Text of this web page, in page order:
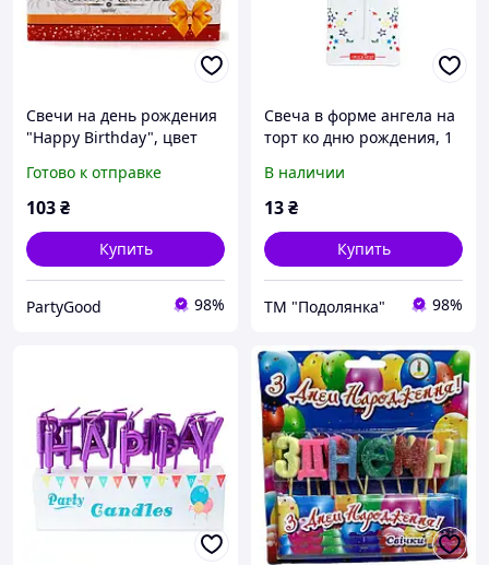
Свечи на день рождения
"Happy Birthday", цвет
Готово к отправке
103₴
Купить
PartyGood 98%
Свеча в форме ангела на
торт ко дню рождения, 1
В наличии
13₴
Купить
ТМ "Подолянка" 98%